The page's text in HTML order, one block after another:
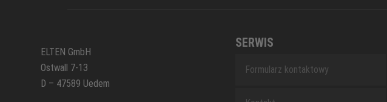
ELTEN GmbH
Ostwall 7-13
D – 47589 Uedem
SERWIS
Formularz kontaktowy